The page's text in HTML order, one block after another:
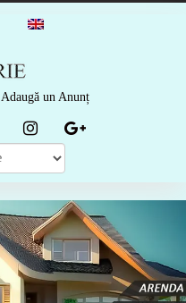
Adaugă un Anunț